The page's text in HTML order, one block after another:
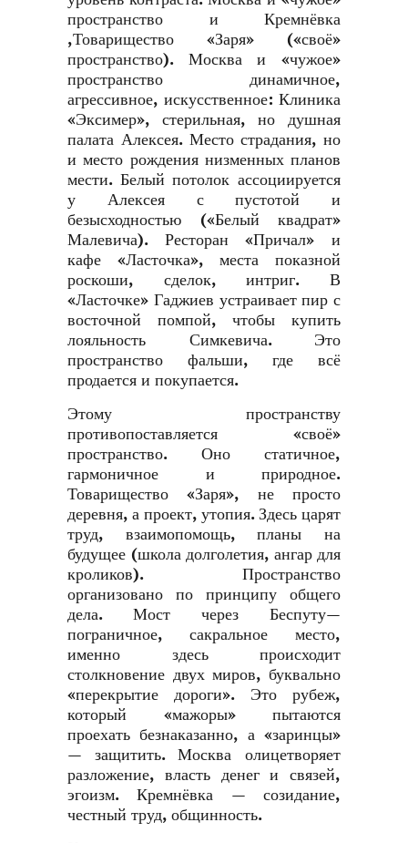
пространство и Кремнёвка
,Товарищество «Заря» («своё»
пространство). Москва и «чужое»
пространство динамичное,
агрессивное, искусственное: Клиника
«Эксимер», стерильная, но душная
палата Алексея. Место страдания, но
и место рождения низменных планов
мести. Белый потолок ассоциируется
у Алексея с пустотой и
безысходностью («Белый квадрат»
Малевича). Ресторан «Причал» и
кафе «Ласточка», места показной
роскоши, сделок, интриг. В
«Ласточке» Гаджиев устраивает пир с
восточной помпой, чтобы купить
лояльность Симкевича. Это
пространство фальши, где всё
продается и покупается.
Этому пространству
противопоставляется «своё»
пространство. Оно статичное,
гармоничное и природное.
Товарищество «Заря», не просто
деревня, а проект, утопия. Здесь царят
труд, взаимопомощь, планы на
будущее (школа долголетия, ангар для
кроликов). Пространство
организовано по принципу общего
дела. Мост через Беспуту—
пограничное, сакральное место,
именно здесь происходит
столкновение двух миров, буквально
«перекрытие дороги». Это рубеж,
который «мажоры» пытаются
проехать безнаказанно, а «заринцы»
— защитить. Москва олицетворяет
разложение, власть денег и связей,
эгоизм. Кремнёвка — созидание,
честный труд, общинность.